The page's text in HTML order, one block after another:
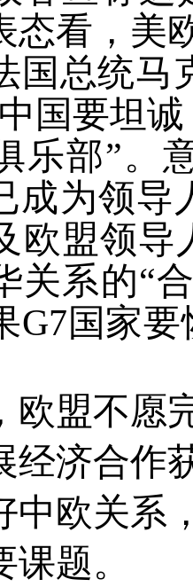
态看，美
总统马克
国要坦
乐部”。
成为领
欧盟领导
关系的“
G7国家
不愿完
经济合作
中欧关系
题。